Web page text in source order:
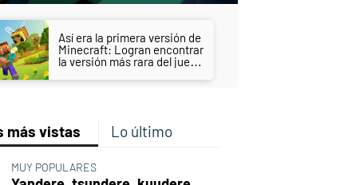
Así era la primera versión de
Minecraft: Logran encontrar
la versión más rara del juego
más vistas Lo último
MUY POPULARES